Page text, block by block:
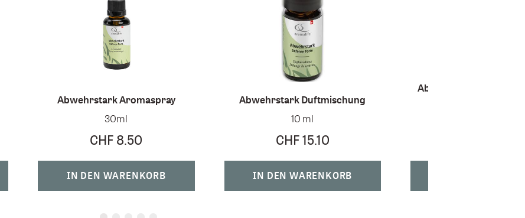
Abwehrstark Aromaspray
30ml
CHF 8.50
IN DEN WARENKORB
Abwehrstark Duftmischung
10 ml
CHF 15.10
IN DEN WARENKORB
Abwehrstark